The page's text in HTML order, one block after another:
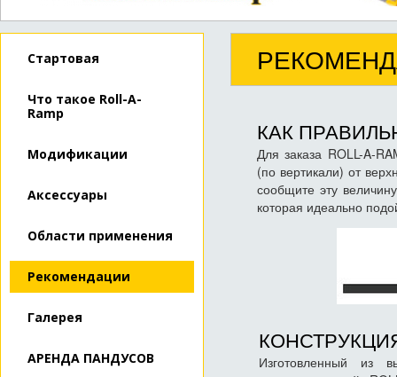
Стартовая
Что такое Roll-A-
Ramp
Модификации
Аксессуары
Области применения
Рекомендации
Галерея
АРЕНДА ПАНДУСОВ
КАК
Для заказа ROLL-A-
(по вертикали) от
сообщите эту
которая идеально
Изготовленный из